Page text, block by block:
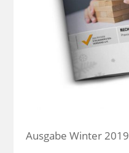
Ausgabe Winter 2019